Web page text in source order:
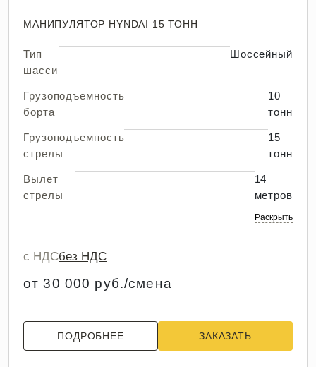
МАНИПУЛЯТОР HYNDAI 15 ТОНН
Тип
шасси
Шоссейный
Грузоподъемность
борта
10
тонн
Грузоподъемность
стрелы
15
тонн
Вылет
стрелы
14
метров
Раскрыть
с НДСбез НДС
от 30 000 руб./смена
ПОДРОБНЕЕ ЗАКАЗАТЬ